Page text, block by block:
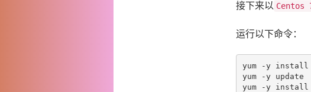
接下来以 Centos
运行以下命令：
yum -y install
yum -y update
yum -y install